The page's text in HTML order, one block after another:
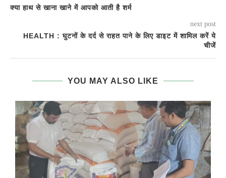
क्या हाथ से खाना खाने में आपको आती है शर्म
next post
HEALTH : घुटनों के दर्द से राहत पाने के लिए डाइट में शामिल करें ये
चीजें
YOU MAY ALSO LIKE